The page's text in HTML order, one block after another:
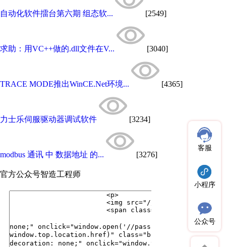
自动化软件擂台第六期 组态软... [2549]
求助：用VC++做的.dll文件在V... [3040]
TRACE MODE推出WinCE.Net环境... [4365]
力士乐伺服驱动器调试软件 [3234]
modbus 通讯 中 数据地址 的... [3276]
官方公众号智造工程师
客服
小程序
公众号